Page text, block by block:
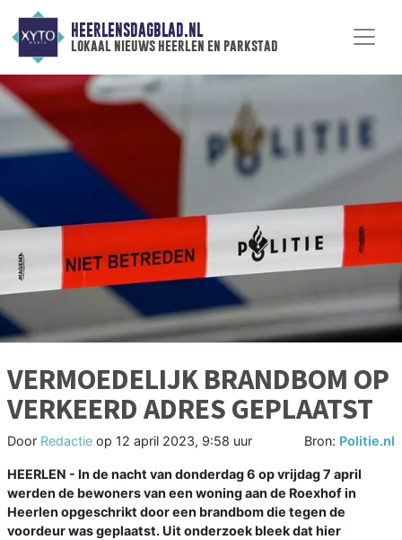
HEERLENSDAGBLAD.NL
lokaal nieuws heerlen en parkstad
VERMOEDELIJK BRANDBOM OP
VERKEERD ADRES GEPLAATST
Door Redactie op 12 april 2023, 9:58 uur Bron: Politie.nl
HEERLEN - In de nacht van donderdag 6 op vrijdag 7 april
werden de bewoners van een woning aan de Roexhof in
Heerlen opgeschrikt door een brandbom die tegen de
voordeur was geplaatst. Uit onderzoek bleek dat hier